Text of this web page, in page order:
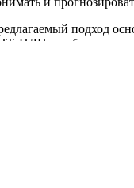
подход
НЛП и работу с
https://t.me/psygear2